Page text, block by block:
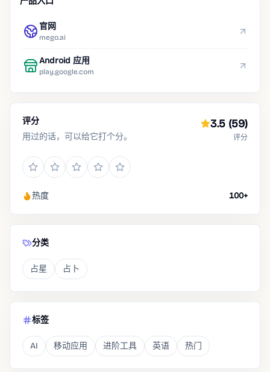
官网
mego.ai
Android 应用
play.google.com
评分
用过的话，可以给它打个分。
3.5 (59)
评分
热度 100+
分类
占星 占卜
标签
AI 移动应用 进阶工具 英语 热门